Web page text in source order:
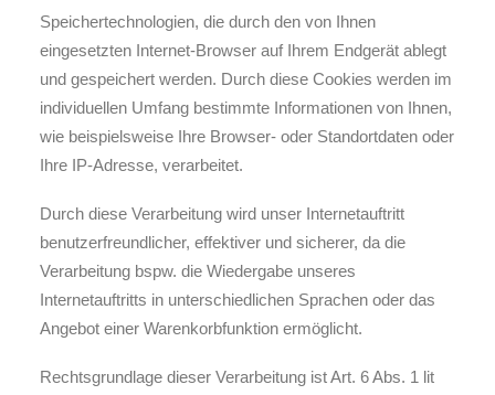
Speichertechnologien, die durch den von Ihnen
eingesetzten Internet-Browser auf Ihrem Endgerät ablegt
und gespeichert werden. Durch diese Cookies werden im
individuellen Umfang bestimmte Informationen von Ihnen,
wie beispielsweise Ihre Browser- oder Standortdaten oder
Ihre IP-Adresse, verarbeitet.
Durch diese Verarbeitung wird unser Internetauftritt
benutzerfreundlicher, effektiver und sicherer, da die
Verarbeitung bspw. die Wiedergabe unseres
Internetauftritts in unterschiedlichen Sprachen oder das
Angebot einer Warenkorbfunktion ermöglicht.
Rechtsgrundlage dieser Verarbeitung ist Art. 6 Abs. 1 lit